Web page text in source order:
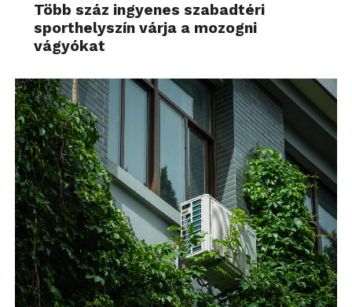
Több száz ingyenes szabadtéri
sporthelyszín várja a mozogni
vágyókat